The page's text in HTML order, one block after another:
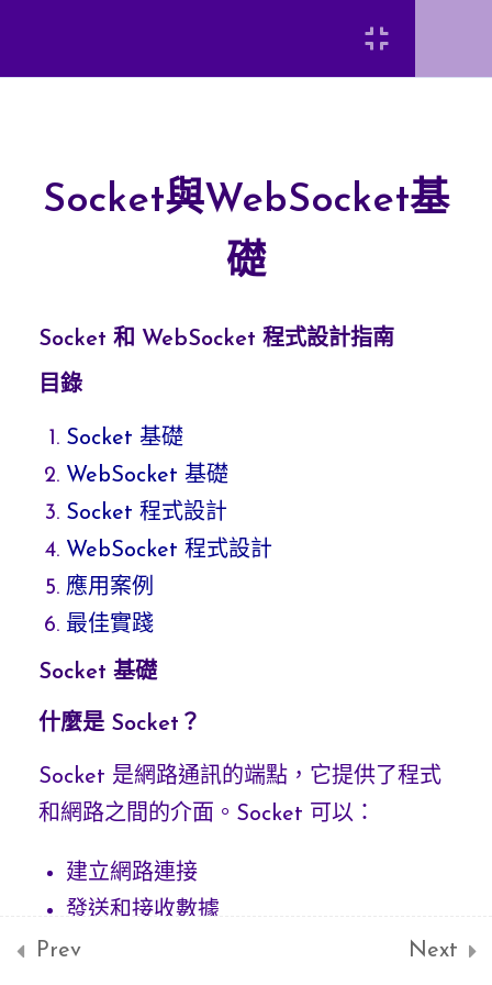
Login
TCP/IP網路基礎概論
Socket與WebSocket基礎
WebRTC基礎
Postman基礎
網頁開發基礎
WebSocket實務
WebSocket開發實例
Socket與WebSocket基
礎
Socket 和 WebSocket 程式設計指南
目錄
Socket 基礎
WebSocket 基礎
Socket 程式設計
WebSocket 程式設計
應用案例
最佳實踐
Socket 基礎
什麼是 Socket？
Socket 是網路通訊的端點，它提供了程式
和網路之間的介面。Socket 可以：
建立網路連接
發送和接收數據
管理連接狀態
Prev Next
弘光科技大學 智慧科技應用系 陳富國